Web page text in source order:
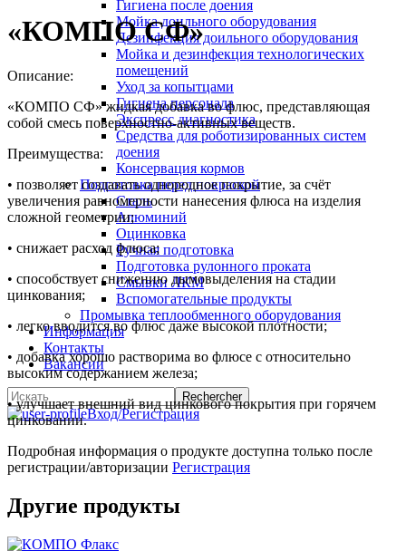
Гигиена после доения
Мойка доильного оборудования
Дезинфекция доильного оборудования
Мойка и дезинфекция технологических
помещений
Уход за копытцами
Гигиена персонала
Экспресс диагностика
Средства для роботизированных систем
доения
Консервация кормов
Подготовка перед покраской
Сталь
Алюминий
Оцинковка
Ручная подготовка
Подготовка рулонного проката
Смывки ЛКМ
Вспомогательные продукты
Промывка теплообменного оборудования
Информация
Контакты
Вакансии
Вход/Регистрация
«КОМПО СФ»
Описание:
«КОМПО СФ» жидкая добавка во флюс, представляющая
собой смесь поверхностно-активных веществ.
Преимущества:
• позволяет создавать однородное покрытие, за счёт
увеличения равномерности нанесения флюса на изделия
сложной геометрии;
• снижает расход флюса;
• способствует снижению дымовыделения на стадии
цинкования;
• легко вводится во флюс даже высокой плотности;
• добавка хорошо растворима во флюсе с относительно
высоким содержанием железа;
• улучшает внешний вид цинкового покрытия при горячем
цинковании.
Подробная информация о продукте доступна только после
регистрации/авторизации Регистрация
Другие продукты